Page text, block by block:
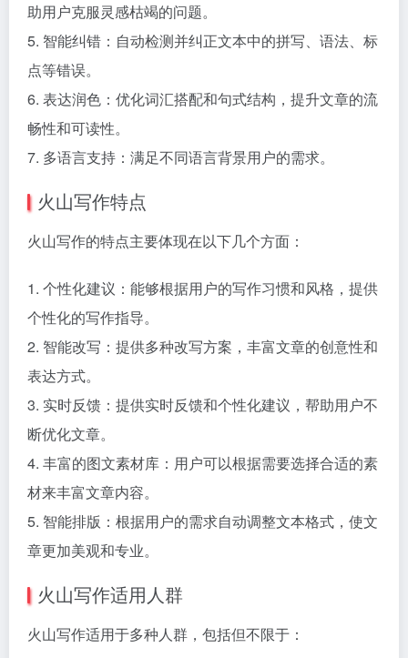
助用户克服灵感枯竭的问题。
5. 智能纠错：自动检测并纠正文本中的拼写、语法、标
点等错误。
6. 表达润色：优化词汇搭配和句式结构，提升文章的流
畅性和可读性。
7. 多语言支持：满足不同语言背景用户的需求。
火山写作特点
火山写作的特点主要体现在以下几个方面：
1. 个性化建议：能够根据用户的写作习惯和风格，提供
个性化的写作指导。
2. 智能改写：提供多种改写方案，丰富文章的创意性和
表达方式。
3. 实时反馈：提供实时反馈和个性化建议，帮助用户不
断优化文章。
4. 丰富的图文素材库：用户可以根据需要选择合适的素
材来丰富文章内容。
5. 智能排版：根据用户的需求自动调整文本格式，使文
章更加美观和专业。
火山写作适用人群
火山写作适用于多种人群，包括但不限于：